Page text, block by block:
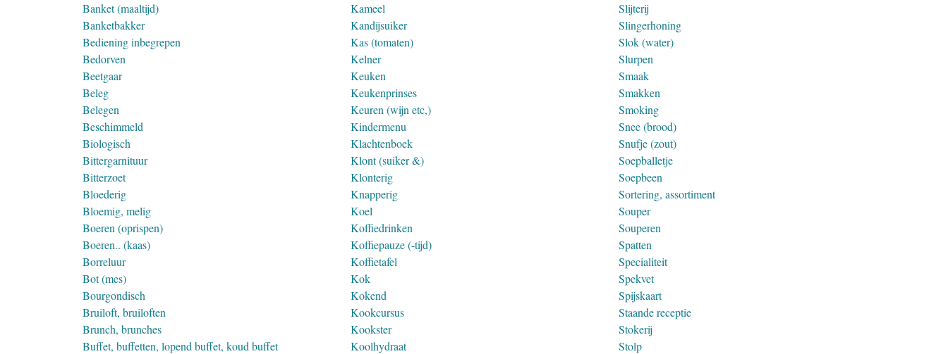
Banket (maaltijd)
Banketbakker
Bediening inbegrepen
Bedorven
Beetgaar
Beleg
Belegen
Beschimmeld
Biologisch
Bittergarnituur
Bitterzoet
Bloederig
Bloemig, melig
Boeren (oprispen)
Boeren.. (kaas)
Borreluur
Bot (mes)
Bourgondisch
Bruiloft, bruiloften
Brunch, brunches
Buffet, buffetten, lopend buffet, koud buffet
Kameel
Kandijsuiker
Kas (tomaten)
Kelner
Keuken
Keukenprinses
Keuren (wijn etc,)
Kindermenu
Klachtenboek
Klont (suiker &)
Klonterig
Knapperig
Koel
Koffiedrinken
Koffiepauze (-tijd)
Koffietafel
Kok
Kokend
Kookcursus
Kookster
Koolhydraat
Slijterij
Slingerhoning
Slok (water)
Slurpen
Smaak
Smakken
Smoking
Snee (brood)
Snufje (zout)
Soepballetje
Soepbeen
Sortering, assortiment
Souper
Souperen
Spatten
Specialiteit
Spekvet
Spijskaart
Staande receptie
Stokerij
Stolp